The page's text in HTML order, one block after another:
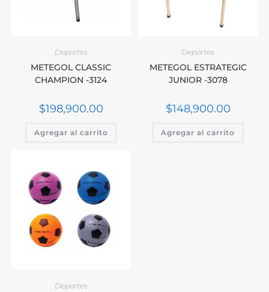
Deportes
METEGOL CLASSIC
CHAMPION -3124
$198,900.00
Agregar al carrito
Deportes
METEGOL ESTRATEGIC
JUNIOR -3078
$148,900.00
Agregar al carrito
Deportes